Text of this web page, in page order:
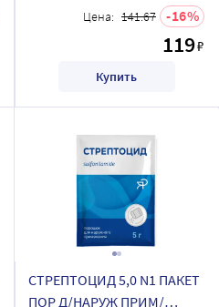
Цена: 141.67 16
119₽
Купить
СТРЕПТОЦИД 5,0 N1 ПАКЕТ
ПОР Д/НАРУЖ ПРИМ/